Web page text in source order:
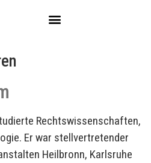
Rechtswissenschaften,
Er war stellvertretender
Heilbronn, Karlsruhe